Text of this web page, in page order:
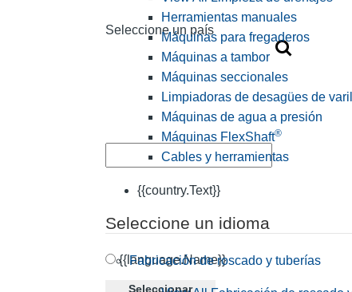
Seleccione un país
{{country.Text}}
Seleccione un idioma
{{language.Name}}
Seleccionar
Herramientas manuales
Máquinas para fregaderos
Máquinas a tambor
Máquinas seccionales
Limpiadoras de desagües de
Máquinas de agua a presión
Máquinas FlexShaft®
Cables y herramientas
Fabricación de roscado y tuberías